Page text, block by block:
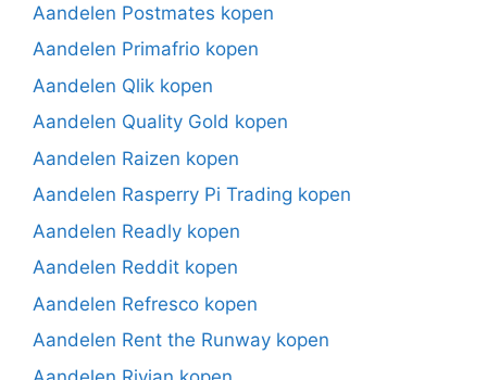
Aandelen Postmates kopen
Aandelen Primafrio kopen
Aandelen Qlik kopen
Aandelen Quality Gold kopen
Aandelen Raizen kopen
Aandelen Rasperry Pi Trading kopen
Aandelen Readly kopen
Aandelen Reddit kopen
Aandelen Refresco kopen
Aandelen Rent the Runway kopen